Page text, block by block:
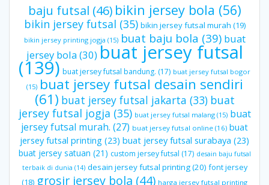
baju futsal (46) bikin jersey bola (56)
bikin jersey futsal (35) bikin jersey futsal murah (19)
bikin jersey printing jogja (15) buat baju bola (39) buat
jersey bola(30)buat jersey futsal
(139) buat jersey futsal bandung. (17) buat jersey futsal bogor
(15) buat jersey futsal desain sendiri
(61) buat jersey futsal jakarta (33) buat
jersey futsal jogja (35) buat jersey futsal malang(15) buat
jersey futsal murah. (27) buat jersey futsal online(16) buat
jersey futsal printing (23) buat jersey futsal surabaya (23)
buat jersey satuan (21) custom jersey futsal (17) desain baju futsal
terbaik di dunia (14) desain jersey futsal printing(20) font jersey
(18) grosir jersey bola (44) harga jersey futsal printing